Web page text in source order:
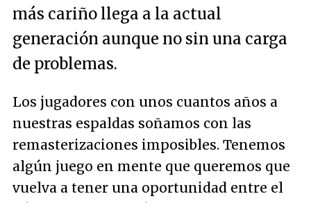
más cariño llega a la actual
generación aunque no sin una carga
de problemas.
Los jugadores con unos cuantos años a
nuestras espaldas soñamos con las
remasterizaciones imposibles. Tenemos
algún juego en mente que queremos que
vuelva a tener una oportunidad entre el